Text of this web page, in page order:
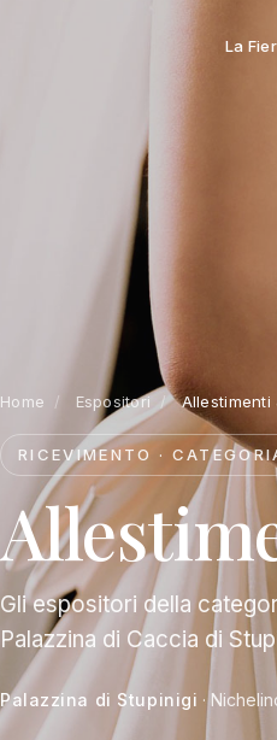
La
Home / Espositori / Allestimenti
RICEVIMENTO ·
Gli espositori della
Palazzina di Caccia di
Palazzina di Stupinigi ·